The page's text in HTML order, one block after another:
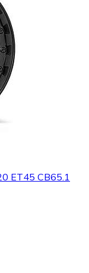
ET45 CB65.1